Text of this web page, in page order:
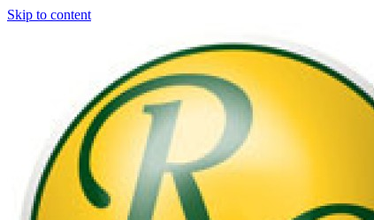
Skip to content